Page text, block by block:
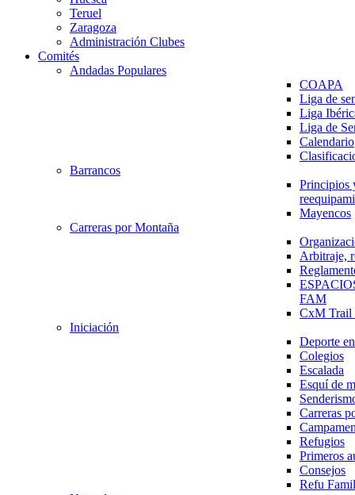
Teruel
Zaragoza
Administración Clubes
Comités
Andadas Populares
COAPA
Liga de
Liga
Liga de
Calendario
Barrancos
Principios
Mayencos
Carreras por Montaña
Arbitraje,
FAM
CxM
Iniciación
Deporte
Colegios
Escalada
Esquí de
Carreras
Refugios
Primeros
Consejos
Refu